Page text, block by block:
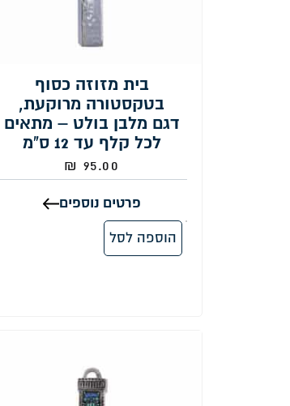
בית מזוזה כסוף
בטקסטורה מרוקעת,
דגם מלבן בולט – מתאים
לכל קלף עד 12 ס"מ
95.00
₪
פרטים נוספים
הוספה לסל